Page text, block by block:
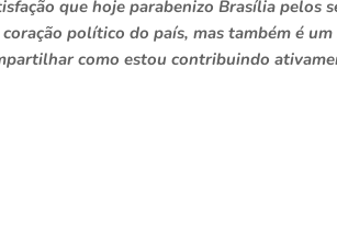
que hoje parabenizo Brasília pelos
político do país, mas também é
como estou contribuindo